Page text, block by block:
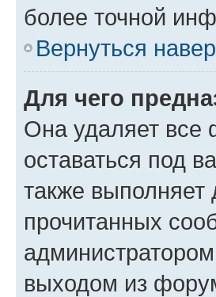
более точной
Вернуться
Для чего
Она удаляет все
оставаться под
также выполняет
прочитанных
выходом из